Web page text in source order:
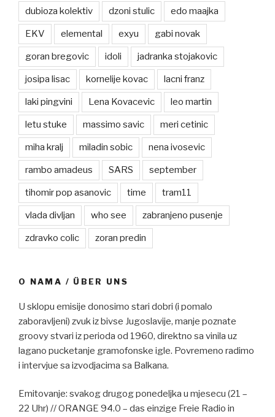
dubioza kolektiv dzoni stulic edo maajka
EKV elemental exyu gabi novak
goran bregovic idoli jadranka stojakovic
josipa lisac kornelije kovac lacni franz
laki pingvini Lena Kovacevic leo martin
letu stuke massimo savic meri cetinic
miha kralj miladin sobic nena ivosevic
rambo amadeus SARS september
tihomir pop asanovic time tram11
vlada divljan who see zabranjeno pusenje
zdravko colic zoran predin
O NAMA / ÜBER UNS
U sklopu emisije donosimo stari dobri (i pomalo
zaboravljeni) zvuk iz bivse Jugoslavije, manje poznate
groovy stvari iz perioda od 1960, direktno sa vinila uz
lagano pucketanje gramofonske igle. Povremeno radimo
i intervjue sa izvodjacima sa Balkana.
Emitovanje: svakog drugog ponedeljka u mjesecu (21 –
22 Uhr) // ORANGE 94.0 – das einzige Freie Radio in